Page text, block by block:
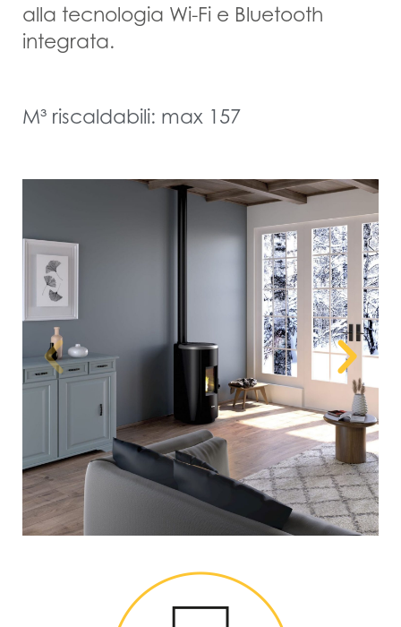
alla tecnologia Wi-Fi e Bluetooth
integrata.
M³ riscaldabili: max 157